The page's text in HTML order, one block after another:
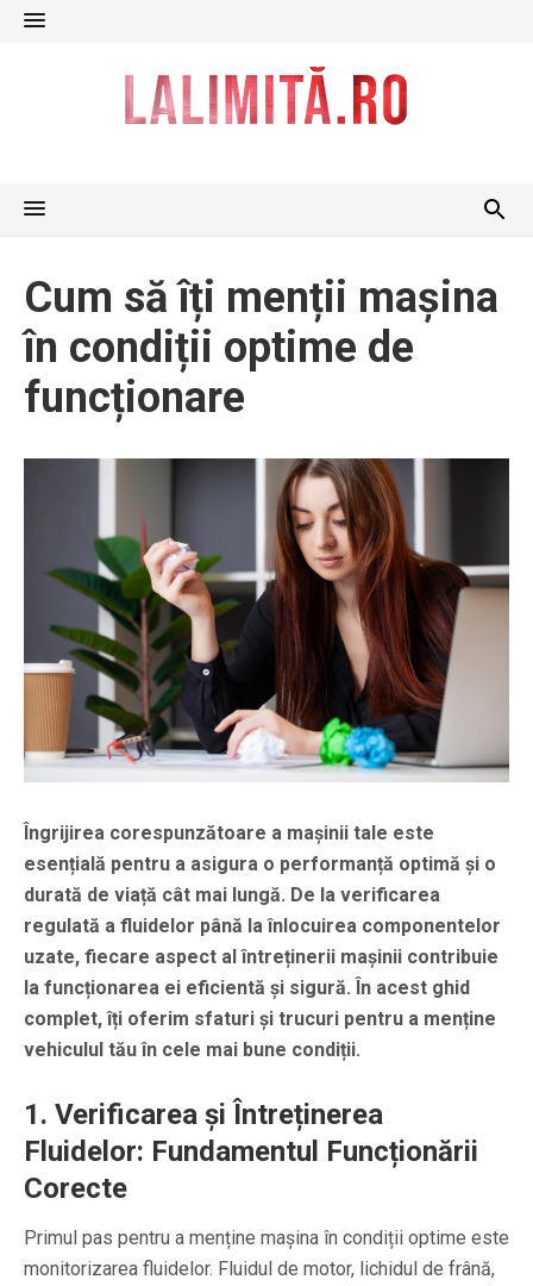
Skip
Cum să îți menții mașina
în condiții optime de
funcționare
Îngrijirea corespunzătoare a mașinii tale este
esențială pentru a asigura o performanță optimă și o
durată de viață cât mai lungă. De la verificarea
regulată a fluidelor până la înlocuirea componentelor
uzate, fiecare aspect al întreținerii mașinii contribuie
la funcționarea ei eficientă și sigură. În acest ghid
complet, îți oferim sfaturi și trucuri pentru a menține
vehiculul tău în cele mai bune condiții.
1. Verificarea și Întreținerea
Fluidelor: Fundamentul Funcționării
Corecte
Primul pas pentru a menține mașina în condiții optime este
monitorizarea fluidelor. Fluidul de motor, lichidul de frână,